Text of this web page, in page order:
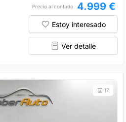
Precio al contado 4.999 €
Estoy interesado
Ver detalle
17